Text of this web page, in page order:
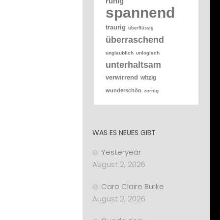
spannend
traurig überflüssig
überraschend
unglaublich unlogisch
unterhaltsam
verwirrend witzig
wunderschön zornig
WAS ES NEUES GIBT
Yesteryear
August 2, 2026
Caro Claire Burke
August 2, 2026